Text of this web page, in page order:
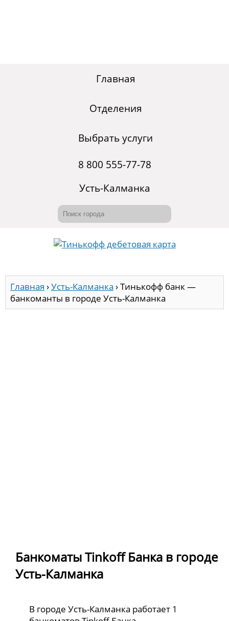
Главная
Отделения
Выбрать услуги
8 800 555-77-78
Усть-Калманка
Главная ›Усть-Калманка ›Тинькофф банк —
банкоманты в городе Усть-Калманка
Банкоматы Tinkoff Банка в городе
Усть-Калманка
В городе Усть-Калманка работает 1